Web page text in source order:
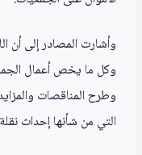
وأشارت المصادر إلى أن
وكل ما يخص أعمال
وطرح المناقصات
التي من شأنها إحداث